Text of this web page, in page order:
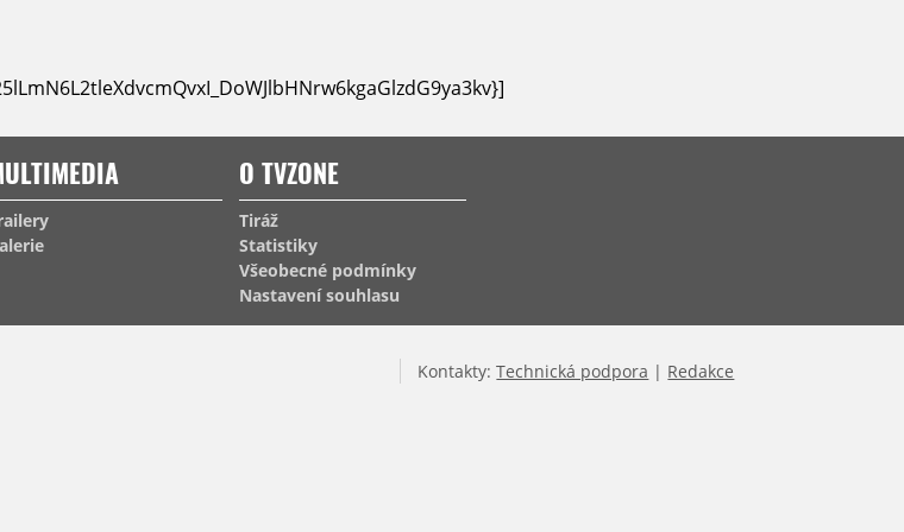
O TVZONE
Tiráž
Statistiky
Všeobecné podmínky
Nastavení souhlasu
Kontakty:Technická podpora | Redakce